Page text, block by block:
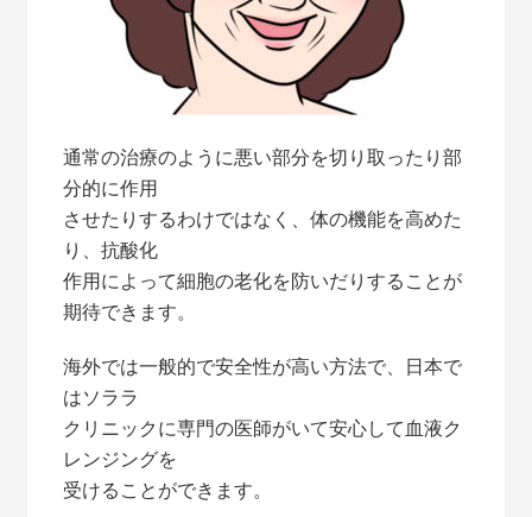
通常の治療のように悪い部分を切り取ったり部
分的に作用
させたりするわけではなく、体の機能を高めた
り、抗酸化
作用によって細胞の老化を防いだりすることが
期待できます。
海外では一般的で安全性が高い方法で、日本で
はソララ
クリニックに専門の医師がいて安心して血液ク
レンジングを
受けることができます。